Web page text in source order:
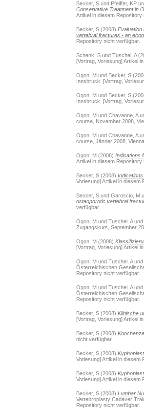
Becker, Sund Pfeiffer, KP
Conservative Treatment in
Artikel in diesem Repository
Becker, S(2008) Evaluation
vertebral fractures - an
Repository nicht verfügbar.
Schenk, Sund Tuschel, A
[Vortrag, Vorlesung] Artikel
Ogon, Mund Becker, S
Innsbruck. [Vortrag,
Ogon, Mund Becker, S
Innsbruck. [Vortrag,
Ogon, Mund Chavanne, A
course, November 2008,
Ogon, Mund Chavanne, A
course, Jänner 2008,
Ogon, M(2008) Indications
Artikel in diesem Repository
Becker, S(2008)
Vorlesung] Artikel in diesem
Becker, Sund Garoscio, M
osteoporotic vertebral
verfügbar.
Ogon, Mund Tuschel, Aund
Zugangskurs, September
Ogon, M(2008)
[Vortrag, Vorlesung] Artikel
Ogon, Mund Tuschel, Aund
Österreichischen
Repository nicht verfügbar.
Ogon, Mund Tuschel, Aund
Österreichischen
Repository nicht verfügbar.
Becker, S(2008) Klinische
[Vortrag, Vorlesung] Artikel
Becker, S(2008)
nicht verfügbar.
Becker, S(2008)
Vorlesung] Artikel in diesem
Becker, S(2008)
Vorlesung] Artikel in diesem
Becker, S(2008) Lumbar
Vertebroplasty Cadaver
Repository nicht verfügbar.